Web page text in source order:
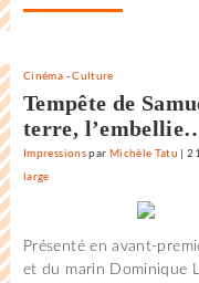
Cinéma -Culture
Tempête de
terre,
Impressionspar Michèle Tatu |
large
Présenté en avant-
et du marin Dominique